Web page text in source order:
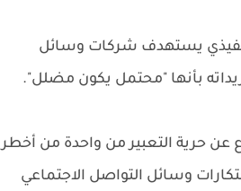
أمر تنفيذي يستهدف شركات وسائل
بأنها "محتمل يكون مضلل".
عن حرية التعبير من واحدة من أخطر
وسائل التواصل الاجتماعي